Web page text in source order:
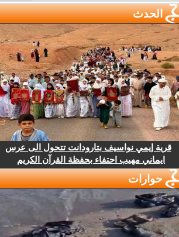
الحدث
قرية إيمي نواسيف بتارودانت تتحول الى عرس
ايماني مهيب احتفاء بحفظة القرآن الكريم
حوارات